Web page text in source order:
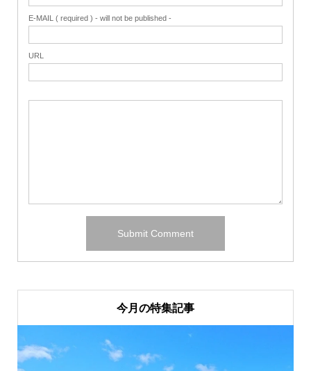
E-MAIL ( required ) - will not be published -
URL
今月の特集記事